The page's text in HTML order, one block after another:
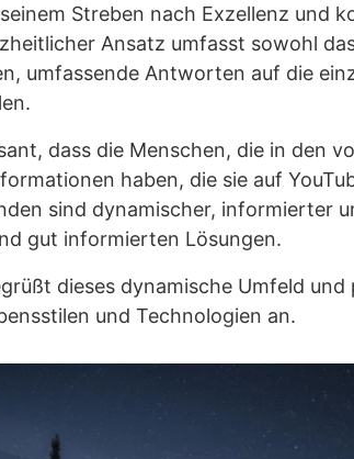
Streben nach Exzellenz und
Ansatz umfasst sowohl
umfassende Antworten auf die
dass die Menschen, die in den
haben, die sie auf
sind dynamischer, informierter
gut informierten Lösungen.
dieses dynamische Umfeld
und Technologien an.